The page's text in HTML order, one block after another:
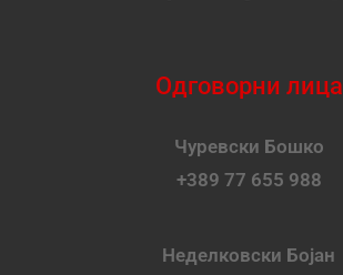
Одговорни лица
Чуревски Бошко
+389 77 655 988
Неделковски Бојан